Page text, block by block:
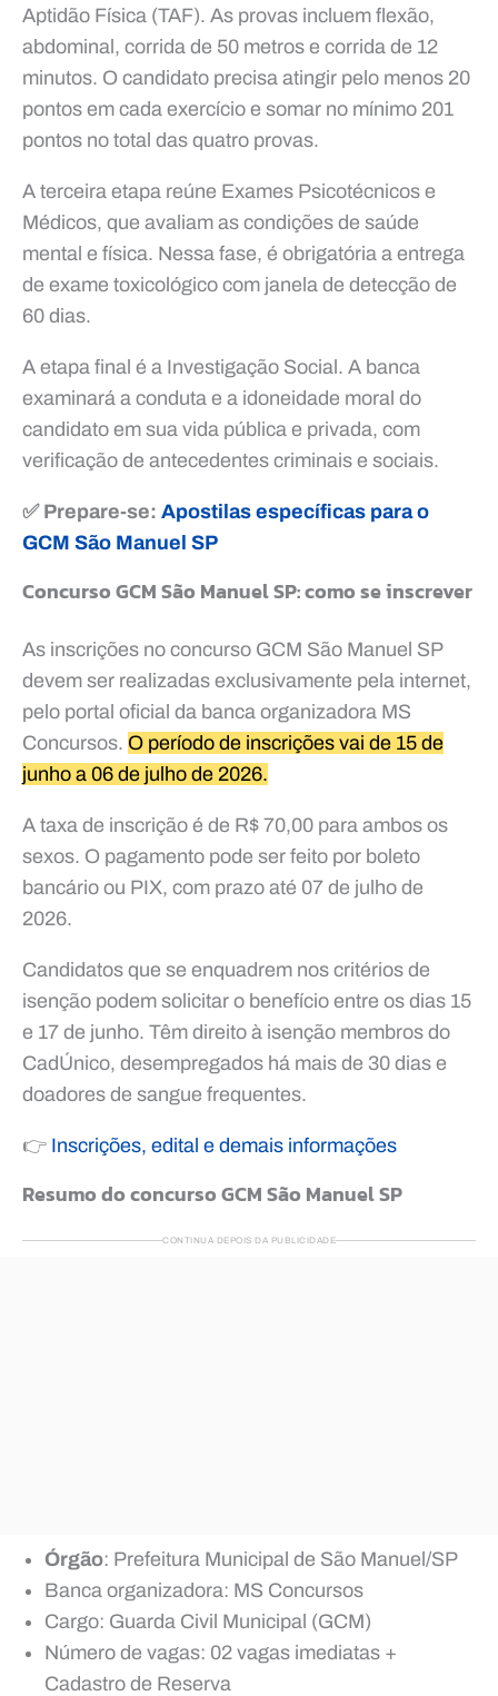
Aptidão Física (TAF). As provas incluem flexão,
abdominal, corrida de 50 metros e corrida de 12
minutos. O candidato precisa atingir pelo menos 20
pontos em cada exercício e somar no mínimo 201
pontos no total das quatro provas.
A terceira etapa reúne Exames Psicotécnicos e
Médicos, que avaliam as condições de saúde
mental e física. Nessa fase, é obrigatória a entrega
de exame toxicológico com janela de detecção de
60 dias.
A etapa final é a Investigação Social. A banca
examinará a conduta e a idoneidade moral do
candidato em sua vida pública e privada, com
verificação de antecedentes criminais e sociais.
✅ Prepare-se: Apostilas específicas para o
GCM São Manuel SP
Concurso GCM São Manuel SP: como se inscrever
As inscrições no concurso GCM São Manuel SP
devem ser realizadas exclusivamente pela internet,
pelo portal oficial da banca organizadora MS
Concursos. O período de inscrições vai de 15 de
junho a 06 de julho de 2026.
A taxa de inscrição é de R$ 70,00 para ambos os
sexos. O pagamento pode ser feito por boleto
bancário ou PIX, com prazo até 07 de julho de
2026.
Candidatos que se enquadrem nos critérios de
isenção podem solicitar o benefício entre os dias 15
e 17 de junho. Têm direito à isenção membros do
CadÚnico, desempregados há mais de 30 dias e
doadores de sangue frequentes.
👉 Inscrições, edital e demais informações
Resumo do concurso GCM São Manuel SP
CONTINUA DEPOIS DA PUBLICIDADE
Órgão: Prefeitura Municipal de São Manuel/SP
Banca organizadora: MS Concursos
Cargo: Guarda Civil Municipal (GCM)
Número de vagas: 02 vagas imediatas +
Cadastro de Reserva